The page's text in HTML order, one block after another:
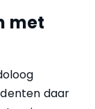
met
daar